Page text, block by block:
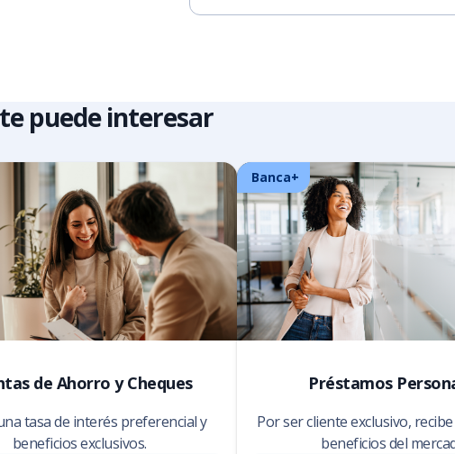
puede interesar
de Ahorro y Cheques
tasa de interés preferencial y
beneficios exclusivos.
Banca+
Préstamos
Por ser cliente exclusivo,
beneficios del